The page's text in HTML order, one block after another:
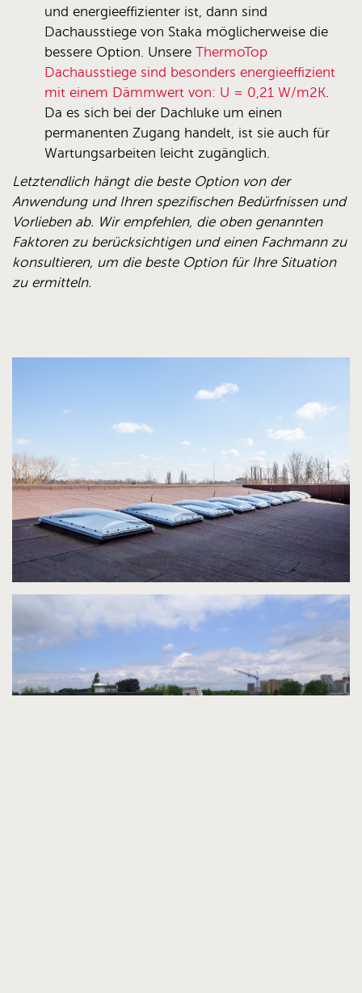
und energieeffizienter ist, dann sind
Dachausstiege von Staka möglicherweise die
bessere Option. Unsere ThermoTop
Dachausstiege sind besonders energieeffizient
mit einem Dämmwert von: U = 0,21 W/m2K
Da es sich bei der Dachluke um einen
permanenten Zugang handelt, ist sie auch für
Wartungsarbeiten leicht zugänglich.
Letztendlich hängt die beste Option von der
Anwendung und Ihren spezifischen Bedürfnissen und
Vorlieben ab. Wir empfehlen, die oben genannten
Faktoren zu berücksichtigen und einen Fachmann zu
konsultieren, um die beste Option für Ihre Situation
zu ermitteln.